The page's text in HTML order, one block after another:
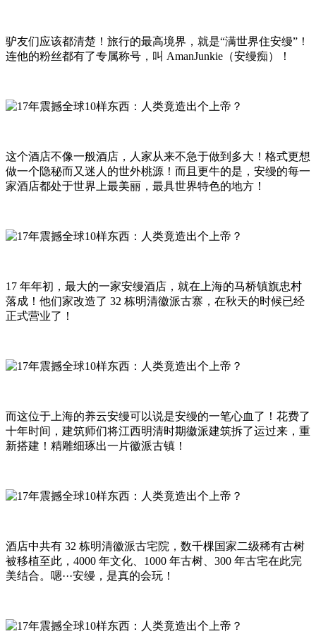
驴友们应该都清楚！旅行的最高境界，就是“满世界住安缦”！
连他的粉丝都有了专属称号，叫 AmanJunkie（安缦痴）！
这个酒店不像一般酒店，人家从来不急于做到多大！格式更想
做一个隐秘而又迷人的世外桃源！而且更牛的是，安缦的每一
家酒店都处于世界上最美丽，最具世界特色的地方！
17 年年初，最大的一家安缦酒店，就在上海的马桥镇旗忠村
落成！他们家改造了 32 栋明清徽派古寨，在秋天的时候已经
正式营业了！
而这位于上海的养云安缦可以说是安缦的一笔心血了！花费了
十年时间，建筑师们将江西明清时期徽派建筑拆了运过来，重
新搭建！精雕细琢出一片徽派古镇！
酒店中共有 32 栋明清徽派古宅院，数千棵国家二级稀有古树
被移植至此，4000 年文化、1000 年古树、300 年古宅在此完
美结合。嗯···安缦，是真的会玩！